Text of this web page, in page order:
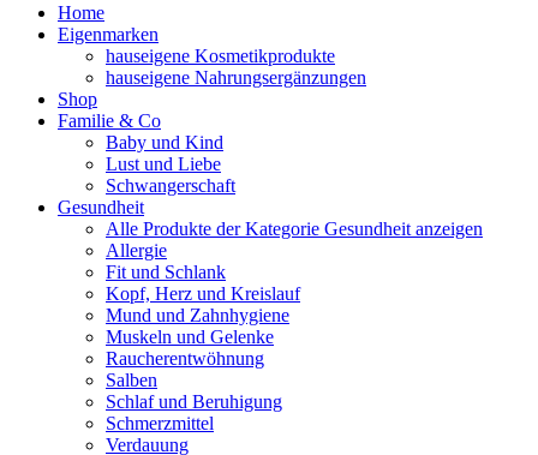
Home
Eigenmarken
hauseigene Kosmetikprodukte
hauseigene Nahrungsergänzungen
Shop
Familie & Co
Baby und Kind
Lust und Liebe
Schwangerschaft
Gesundheit
Alle Produkte der Kategorie Gesundheit anzeigen
Allergie
Fit und Schlank
Kopf, Herz und Kreislauf
Mund und Zahnhygiene
Muskeln und Gelenke
Raucherentwöhnung
Salben
Schlaf und Beruhigung
Schmerzmittel
Verdauung